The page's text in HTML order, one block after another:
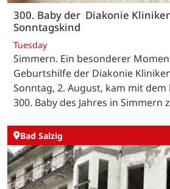
300. Baby der Diakonie
Sonntagskind
Tuesday
Simmern. Ein besonderer
Geburtshilfe der Diakonie
Sonntag, 2. August, kam mit dem
300. Baby des Jahres in Simmern
Bad Salzig